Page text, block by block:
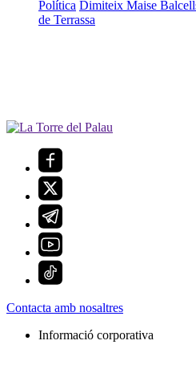
Política Dimiteix Maise
de Terrassa
Contacta amb nosaltres
Informació corporativa